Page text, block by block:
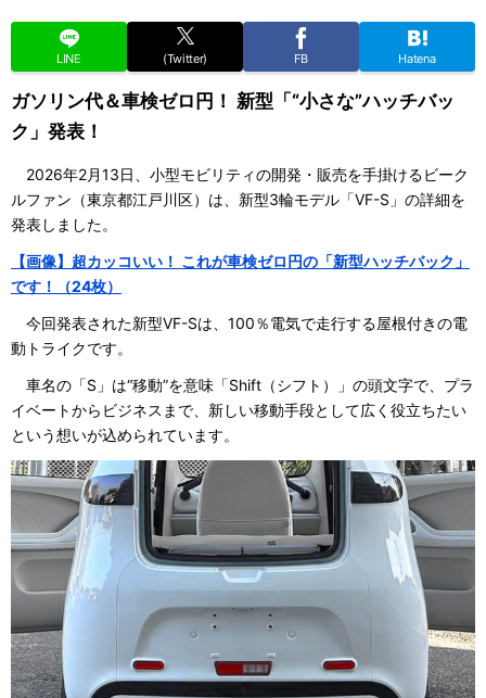
LINE (Twitter) FB Hatena
ガソリン代＆車検ゼロ円！ 新型「“小さな”ハッチバッ
ク」発表！
2026年2月13日、小型モビリティの開発・販売を手掛けるビーク
ルファン（東京都江戸川区）は、新型3輪モデル「VF-S」の詳細を
発表しました。
【画像】超カッコいい！ これが車検ゼロ円の「新型ハッチバック」
です！（24枚）
今回発表された新型VF-Sは、100％電気で走行する屋根付きの電
動トライクです。
車名の「S」は“移動”を意味「Shift（シフト）」の頭文字で、プラ
イベートからビジネスまで、新しい移動手段として広く役立ちたい
という想いが込められています。